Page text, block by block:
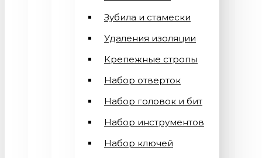
Зубила и стамески
Удаления изоляции
Крепежные стропы
Набор отверток
Набор головок и бит
Набор инструментов
Набор ключей